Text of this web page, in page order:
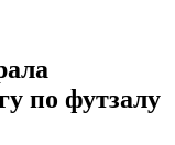
по футзалу